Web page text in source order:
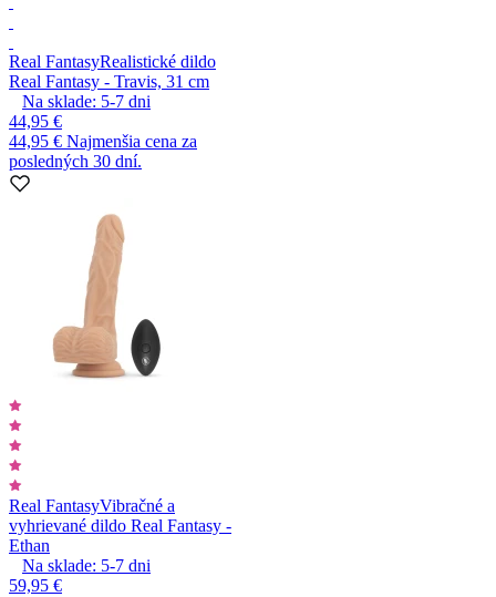
Real FantasyRealistické dildo
Real Fantasy - Travis, 31 cm
Na sklade: 5-7 dni
44,95 €
44,95 € Najmenšia cena za
posledných 30 dní.
Real FantasyVibračné a
vyhrievané dildo Real Fantasy -
Ethan
Na sklade: 5-7 dni
59,95 €